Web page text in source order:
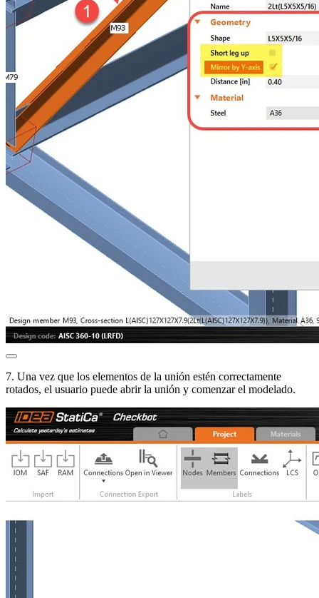
7. Una vez que los elementos de la unión estén correctamente
rotados, el usuario puede abrir la unión y comenzar el modelado.